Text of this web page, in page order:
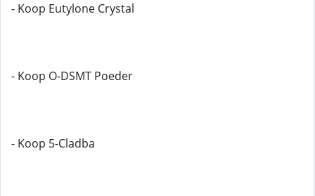
- Koop Eutylone Crystal
- Koop O-DSMT Poeder
- Koop 5-Cladba